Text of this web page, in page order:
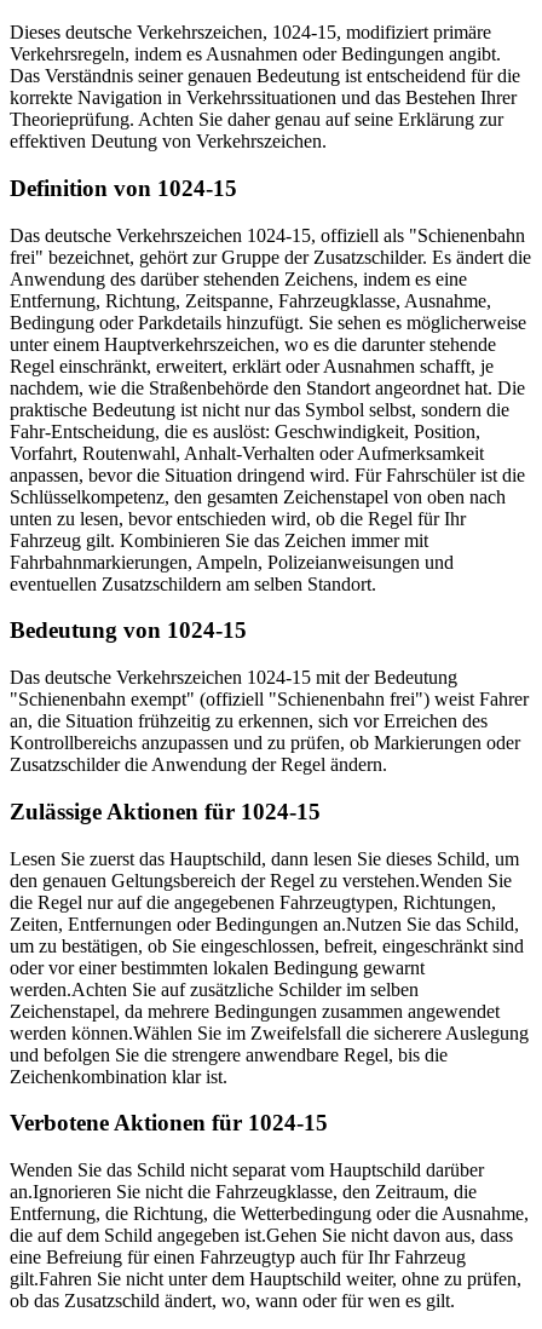
Dieses deutsche Verkehrszeichen, 1024-15, modifiziert primäre
Verkehrsregeln, indem es Ausnahmen oder Bedingungen angibt.
Das Verständnis seiner genauen Bedeutung ist entscheidend für die
korrekte Navigation in Verkehrssituationen und das Bestehen Ihrer
Theorieprüfung. Achten Sie daher genau auf seine Erklärung zur
effektiven Deutung von Verkehrszeichen.
Definition von 1024-15
Das deutsche Verkehrszeichen 1024-15, offiziell als "Schienenbahn
frei" bezeichnet, gehört zur Gruppe der Zusatzschilder. Es ändert die
Anwendung des darüber stehenden Zeichens, indem es eine
Entfernung, Richtung, Zeitspanne, Fahrzeugklasse, Ausnahme,
Bedingung oder Parkdetails hinzufügt. Sie sehen es möglicherweise
unter einem Hauptverkehrszeichen, wo es die darunter stehende
Regel einschränkt, erweitert, erklärt oder Ausnahmen schafft, je
nachdem, wie die Straßenbehörde den Standort angeordnet hat. Die
praktische Bedeutung ist nicht nur das Symbol selbst, sondern die
Fahr-Entscheidung, die es auslöst: Geschwindigkeit, Position,
Vorfahrt, Routenwahl, Anhalt-Verhalten oder Aufmerksamkeit
anpassen, bevor die Situation dringend wird. Für Fahrschüler ist die
Schlüsselkompetenz, den gesamten Zeichenstapel von oben nach
unten zu lesen, bevor entschieden wird, ob die Regel für Ihr
Fahrzeug gilt. Kombinieren Sie das Zeichen immer mit
Fahrbahnmarkierungen, Ampeln, Polizeianweisungen und
eventuellen Zusatzschildern am selben Standort.
Bedeutung von 1024-15
Das deutsche Verkehrszeichen 1024-15 mit der Bedeutung
"Schienenbahn exempt" (offiziell "Schienenbahn frei") weist Fahrer
an, die Situation frühzeitig zu erkennen, sich vor Erreichen des
Kontrollbereichs anzupassen und zu prüfen, ob Markierungen oder
Zusatzschilder die Anwendung der Regel ändern.
Zulässige Aktionen für 1024-15
Lesen Sie zuerst das Hauptschild, dann lesen Sie dieses Schild, um
den genauen Geltungsbereich der Regel zu verstehen.Wenden Sie
die Regel nur auf die angegebenen Fahrzeugtypen, Richtungen,
Zeiten, Entfernungen oder Bedingungen an.Nutzen Sie das Schild,
um zu bestätigen, ob Sie eingeschlossen, befreit, eingeschränkt sind
oder vor einer bestimmten lokalen Bedingung gewarnt
werden.Achten Sie auf zusätzliche Schilder im selben
Zeichenstapel, da mehrere Bedingungen zusammen angewendet
werden können.Wählen Sie im Zweifelsfall die sicherere Auslegung
und befolgen Sie die strengere anwendbare Regel, bis die
Zeichenkombination klar ist.
Verbotene Aktionen für 1024-15
Wenden Sie das Schild nicht separat vom Hauptschild darüber
an.Ignorieren Sie nicht die Fahrzeugklasse, den Zeitraum, die
Entfernung, die Richtung, die Wetterbedingung oder die Ausnahme,
die auf dem Schild angegeben ist.Gehen Sie nicht davon aus, dass
eine Befreiung für einen Fahrzeugtyp auch für Ihr Fahrzeug
gilt.Fahren Sie nicht unter dem Hauptschild weiter, ohne zu prüfen,
ob das Zusatzschild ändert, wo, wann oder für wen es gilt.